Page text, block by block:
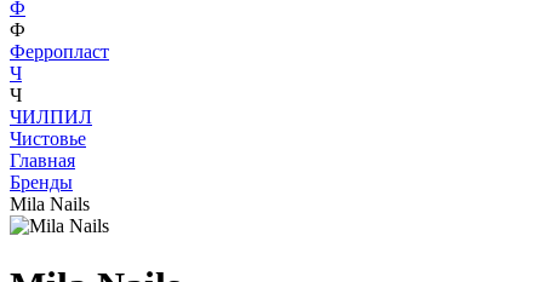
Ф
Ф
Ферропласт
Ч
Ч
ЧИЛПИЛ
Чистовье
Главная
Бренды
Mila Nails